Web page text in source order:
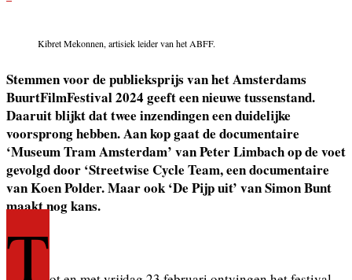
Kibret Mekonnen, artisiek leider van het ABFF.
Stemmen voor de publieksprijs van het Amsterdams
BuurtFilmFestival 2024 geeft een nieuwe tussenstand.
Daaruit blijkt dat twee inzendingen een duidelijke
voorsprong hebben. Aan kop gaat de documentaire
‘Museum Tram Amsterdam’ van Peter Limbach op de voet
gevolgd door ‘Streetwise Cycle Team, een documentaire
van Koen Polder. Maar ook ‘De Pijp uit’ van Simon Bunt
maakt nog kans.
T